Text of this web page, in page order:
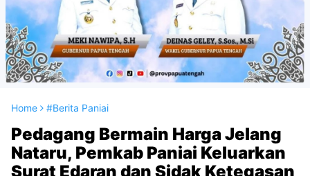
Home #Berita Paniai
Pedagang Bermain Harga Jelang
Nataru, Pemkab Paniai Keluarkan
Surat Edaran dan Sidak Ketegasan